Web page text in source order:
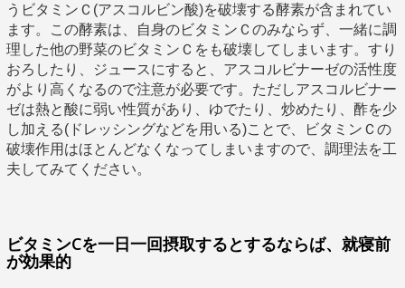
うビタミンＣ(アスコルビン酸)を破壊する酵素が含まれてい
ます。この酵素は、自身のビタミンＣのみならず、一緒に調
理した他の野菜のビタミンＣをも破壊してしまいます。すり
おろしたり、ジュースにすると、アスコルビナーゼの活性度
がより高くなるので注意が必要です。ただしアスコルビナー
ゼは熱と酸に弱い性質があり、ゆでたり、炒めたり、酢を少
し加える(ドレッシングなどを用いる)ことで、ビタミンＣの
破壊作用はほとんどなくなってしまいますので、調理法を工
夫してみてください。
ビタミンCを一日一回摂取するとするならば、就寝前
が効果的